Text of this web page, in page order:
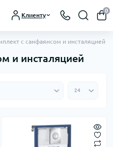
Клиенту
0
с санфаянсом и инсталяцией
и инсталяцией